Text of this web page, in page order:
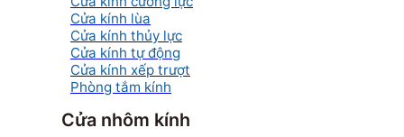
Cửa kính lùa
Cửa kính thủy lực
Cửa kính tự động
Cửa kính xếp trượt
Phòng tắm kính
Cửa nhôm kính